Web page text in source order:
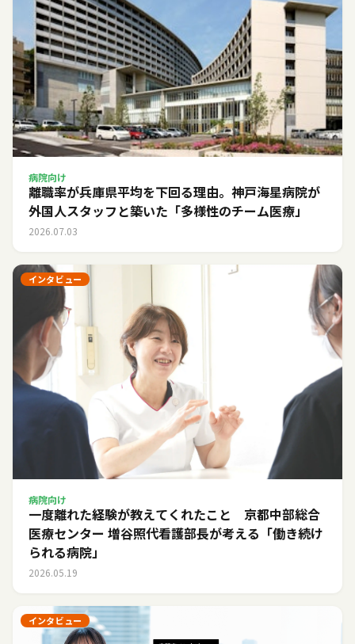
病院向け
離職率が兵庫県平均を下回る理由。神戸海星病院が
外国人スタッフと築いた「多様性のチーム医療」
2026.07.03
インタビュー
病院向け
一度離れた経験が教えてくれたこと 京都中部総合
医療センター 増谷照代看護部長が考える「働き続け
られる病院」
2026.05.19
インタビュー